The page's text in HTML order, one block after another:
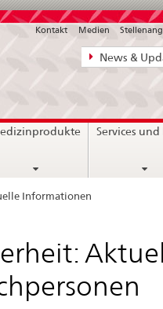
News,
Kontakt
News &
Kontakt Medien
Services und
Informationen